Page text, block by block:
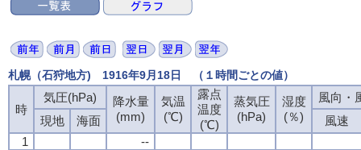
札幌（石狩地方) 1916年9月18日 （１時間ごとの値）
時
気圧(hPa)
降水量
(mm)
気温
(℃)
露点
温度
(℃)
蒸気圧
(hPa)
湿度
(％)
風向・
現地
海面
風速
1
--